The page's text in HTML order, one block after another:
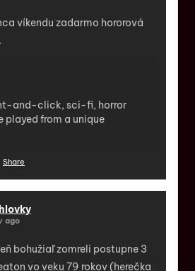
víkendu zadarmo hororová
and-click, sci-fi, horror
played from a unique
Share
ago
bohužiaľ zomreli postupne 3
vo veku 79 rokov (herečka